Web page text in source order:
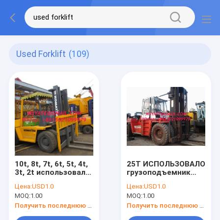
Used Forklift (109)
10t, 8t, 7t, 6t, 5t, 4t,
3t, 2t использовало
для сбывания
Цена:USD1.0
MOQ:1.00
25Т ИСПОЛЬЗОВАЛО
грузоподъемник
15Т КОМАТСУ ТКМ
ТОЙОТА ИСУЗУ
ХИСТЭР
грузоподъемника
Цена:USD1.0
MOQ:1.00